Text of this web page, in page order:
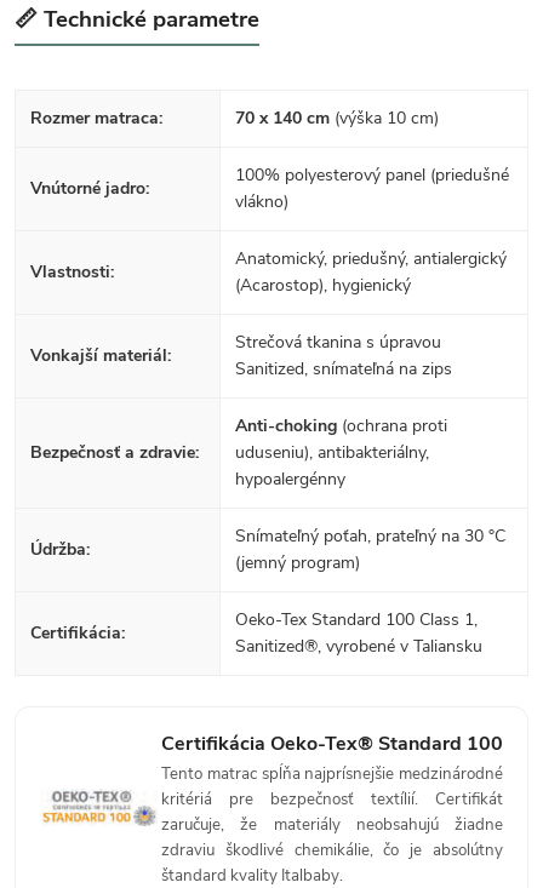
📏 Technické parametre
Rozmer matraca: 70 x 140 cm (výška 10 cm)
Vnútorné jadro:
100% polyesterový panel (priedušné
vlákno)
Vlastnosti:
Anatomický, priedušný, antialergický
(Acarostop), hygienický
Vonkajší materiál:
Strečová tkanina s úpravou
Sanitized, snímateľná na zips
Bezpečnosť a zdravie:
Anti-choking (ochrana proti
uduseniu), antibakteriálny,
hypoalergénny
Údržba:
Snímateľný poťah, prateľný na 30 °C
(jemný program)
Certifikácia:
Oeko-Tex Standard 100 Class 1,
Sanitized®, vyrobené v Taliansku
Certifikácia Oeko-Tex® Standard 100
Tento matrac spĺňa najprísnejšie medzinárodné
kritériá pre bezpečnosť textílií. Certifikát
zaručuje, že materiály neobsahujú žiadne
zdraviu škodlivé chemikálie, čo je absolútny
štandard kvality Italbaby.